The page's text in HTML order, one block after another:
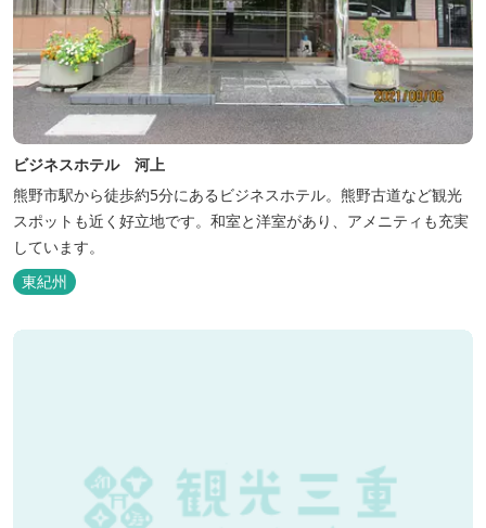
ビジネスホテル 河上
熊野市駅から徒歩約5分にあるビジネスホテル。熊野古道など観光
スポットも近く好立地です。和室と洋室があり、アメニティも充実
しています。
東紀州